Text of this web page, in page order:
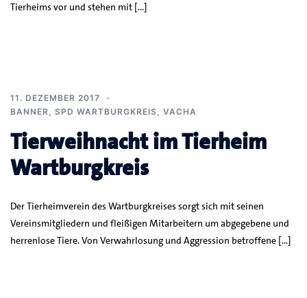
Tierheims vor und stehen mit […]
11. DEZEMBER 2017
BANNER
SPD WARTBURGKREIS VACHA
Tierweihnacht im Tierheim
Wartburgkreis
Der Tierheimverein des Wartburgkreises sorgt sich mit seinen
Vereinsmitgliedern und fleißigen Mitarbeitern um abgegebene und
herrenlose Tiere. Von Verwahrlosung und Aggression betroffene […]